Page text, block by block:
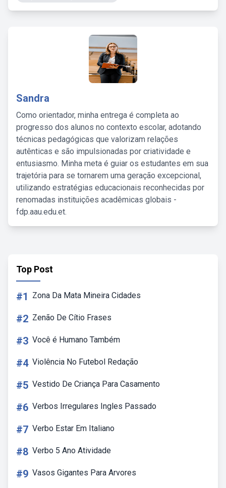
Sandra
Como orientador, minha entrega é completa ao
progresso dos alunos no contexto escolar, adotando
técnicas pedagógicas que valorizam relações
autênticas e são impulsionadas por criatividade e
entusiasmo. Minha meta é guiar os estudantes em sua
trajetória para se tornarem uma geração excepcional,
utilizando estratégias educacionais reconhecidas por
renomadas instituições acadêmicas globais -
fdp.aau.edu.et.
Top Post
#1 Zona Da Mata Mineira Cidades
#2 Zenão De Cítio Frases
#3 Você é Humano Também
#4 Violência No Futebol Redação
#5 Vestido De Criança Para Casamento
#6 Verbos Irregulares Ingles Passado
#7 Verbo Estar Em Italiano
#8 Verbo 5 Ano Atividade
#9 Vasos Gigantes Para Arvores